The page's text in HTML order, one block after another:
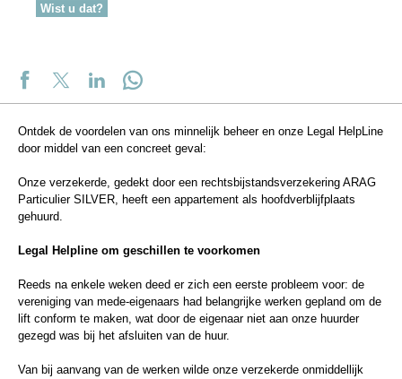
Wist u dat?
Ontdek de voordelen van ons minnelijk beheer en onze Legal HelpLine
door middel van een concreet geval:
Onze verzekerde, gedekt door een rechtsbijstandsverzekering ARAG
Particulier SILVER, heeft een appartement als hoofdverblijfplaats
gehuurd.
Legal Helpline om geschillen te voorkomen
Reeds na enkele weken deed er zich een eerste probleem voor: de
vereniging van mede-eigenaars had belangrijke werken gepland om de
lift conform te maken, wat door de eigenaar niet aan onze huurder
gezegd was bij het afsluiten van de huur.
Van bij aanvang van de werken wilde onze verzekerde onmiddellijk